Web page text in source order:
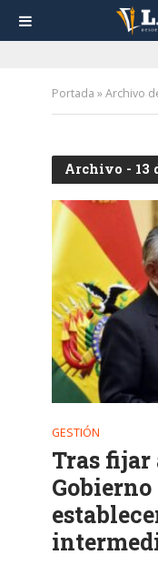
Portada »Archivo
Archivo - 13
GESTIÓN
Tras fijar